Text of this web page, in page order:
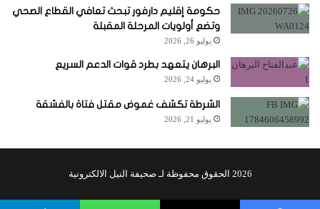
حكومة إقليم دارفور تبحث تعافي القطاع الصحي
وتضع أولويات المرحلة المقبلة
يوليو 26, 2026
البرهان يتعهد بطرد قوات الدعم السريع
يوليو 24, 2026
الشرطة تكشف غموض مقتل فتاة بالفشقة
يوليو 21, 2026
2026 الحقوق محفوظة لـ صحيفة النيل الالكترونية